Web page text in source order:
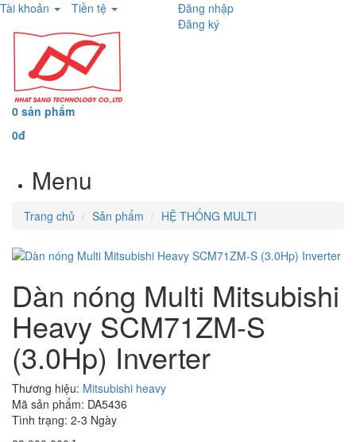
Tài khoản Tiền tệ
Đăng nhập
Đăng ký
0 sản phẩm
0đ
Menu
Trang chủ Sản phẩm HỆ THỐNG MULTI
Dàn nóng Multi Mitsubishi
Heavy SCM71ZM-S
(3.0Hp) Inverter
Thương hiệu: Mitsubishi heavy
Mã sản phẩm: DA5436
Tình trạng: 2-3 Ngày